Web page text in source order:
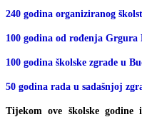
240 godina organiziranog
100 godina od rođenja Grgura
100 godina školske zgrade u
50 godina rada u sadašnjoj
Tijekom ove školske